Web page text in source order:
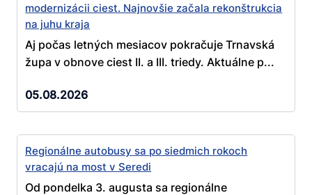
modernizácii ciest. Najnovšie začala rekonštrukcia
na juhu kraja
Aj počas letných mesiacov pokračuje Trnavská
župa v obnove ciest II. a III. triedy. Aktuálne p...
05.08.2026
Regionálne autobusy sa po siedmich rokoch
vracajú na most v Seredi
Od pondelka 3. augusta sa regionálne